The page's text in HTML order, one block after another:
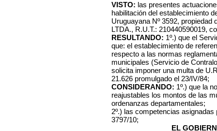
VISTO: las presentes
habilitación del establecimiento
Uruguayana Nº 3592,
LTDA., R.U.T.: 210440590019,
RESULTANDO: 1º.) que el
que: el establecimiento de
respecto a las normas
municipales (Servicio de
solicita imponer una multa de
21.626 promulgado el 23/IV/84;
CONSIDERANDO: 1º.) que la
reajustables los montos de las
ordenanzas departamentales;
2º.) las competencias
3797/10;
EL